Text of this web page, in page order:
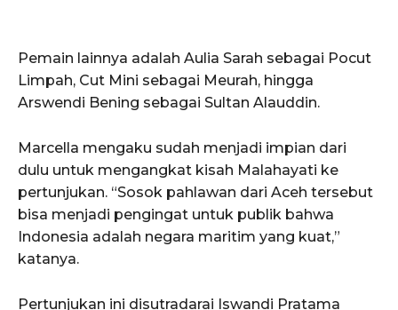
ACEHKINI.ID
Situs Berita Aceh Terkini
Pemain lainnya adalah Aulia Sarah sebagai Pocut
Limpah, Cut Mini sebagai Meurah, hingga
Arswendi Bening sebagai Sultan Alauddin.
Marcella mengaku sudah menjadi impian dari
dulu untuk mengangkat kisah Malahayati ke
pertunjukan. “Sosok pahlawan dari Aceh tersebut
bisa menjadi pengingat untuk publik bahwa
Indonesia adalah negara maritim yang kuat,”
katanya.
Pertunjukan ini disutradarai Iswandi Pratama